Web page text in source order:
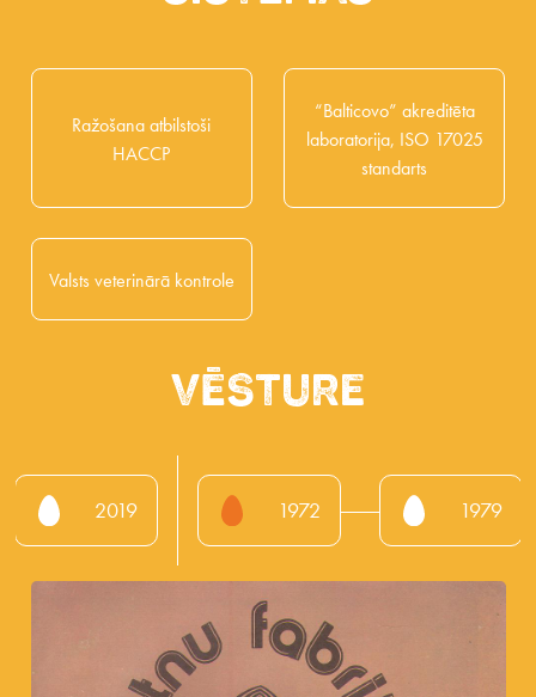
Ražošana atbilstoši
HACCP
“Balticovo” akreditēta
laboratorija, ISO 17025
standarts
Valsts veterinārā kontrole
Vēsture
2019 1972 1979